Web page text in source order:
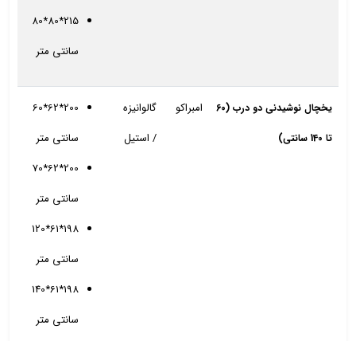
215*80*80
سانتی متر
یخچال نوشیدنی دو درب (60
تا 140 سانتی)
امبراکو
گالوانیزه
/ استیل
200*62*60
سانتی متر
200*62*70
سانتی متر
198*61*120
سانتی متر
198*61*140
سانتی متر